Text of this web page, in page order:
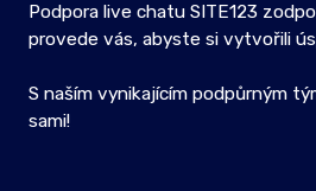
Podpora live chatu SITE123
provede vás, abyste si vytvořili
S naším vynikajícím podpůrným
sami!